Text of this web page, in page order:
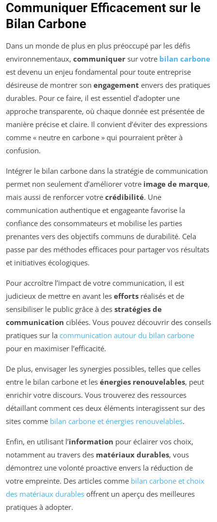
Communiquer Efficacement sur le
Bilan Carbone
Dans un monde de plus en plus préoccupé par les défis
environnementaux, communiquer sur votre bilan carbone
est devenu un enjeu fondamental pour toute entreprise
désireuse de montrer son engagement envers des pratiques
durables. Pour ce faire, il est essentiel d’adopter une
approche transparente, où chaque donnée est présentée de
manière précise et claire. Il convient d’éviter des expressions
comme « neutre en carbone » qui pourraient prêter à
confusion.
Intégrer le bilan carbone dans la stratégie de communication
permet non seulement d’améliorer votre image de marque,
mais aussi de renforcer votre crédibilité. Une
communication authentique et engageante favorise la
confiance des consommateurs et mobilise les parties
prenantes vers des objectifs communs de durabilité. Cela
passe par des méthodes efficaces pour partager vos résultats
et initiatives écologiques.
Pour accroître l’impact de votre communication, il est
judicieux de mettre en avant les efforts réalisés et de
sensibiliser le public grâce à des stratégies de
communication ciblées. Vous pouvez découvrir des conseils
pratiques sur la communication autour du bilan carbone
pour en maximiser l’efficacité.
De plus, envisager les synergies possibles, telles que celles
entre le bilan carbone et les énergies renouvelables, peut
enrichir votre discours. Vous trouverez des ressources
détaillant comment ces deux éléments interagissent sur des
sites comme bilan carbone et énergies renouvelables.
Enfin, en utilisant l’information pour éclairer vos choix,
notamment au travers des matériaux durables, vous
démontrez une volonté proactive envers la réduction de
votre empreinte. Des articles comme bilan carbone et choix
des matériaux durables offrent un aperçu des meilleures
pratiques à adopter.